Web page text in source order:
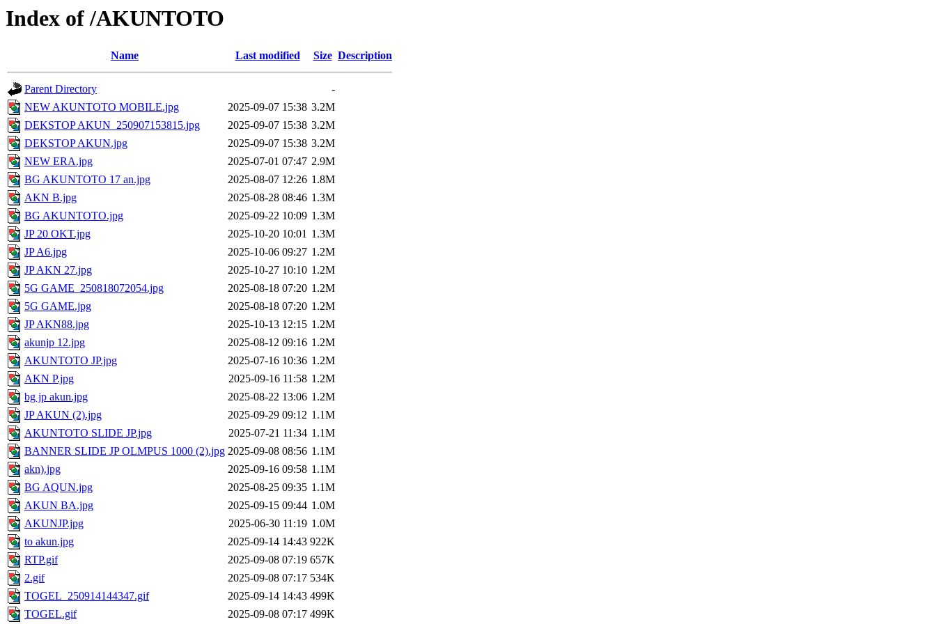
Index of /AKUNTOTO
Name Last modified Size Description
Parent Directory
-
NEW AKUNTOTO MOBILE.jpg
2025-09-07 15:38 3.2M
DEKSTOP AKUN_250907153815.jpg
2025-09-07 15:38 3.2M
DEKSTOP AKUN.jpg
2025-09-07 15:38 3.2M
NEW ERA.jpg
2025-07-01 07:47 2.9M
BG AKUNTOTO 17 an.jpg
2025-08-07 12:26 1.8M
AKN B.jpg
2025-08-28 08:46 1.3M
BG AKUNTOTO.jpg
2025-09-22 10:09 1.3M
JP 20 OKT.jpg
2025-10-20 10:01 1.3M
JP A6.jpg
2025-10-06 09:27 1.2M
JP AKN 27.jpg
2025-10-27 10:10 1.2M
5G GAME_250818072054.jpg
2025-08-18 07:20 1.2M
5G GAME.jpg
2025-08-18 07:20 1.2M
JP AKN88.jpg
2025-10-13 12:15 1.2M
akunjp 12.jpg
2025-08-12 09:16 1.2M
AKUNTOTO JP.jpg
2025-07-16 10:36 1.2M
AKN P.jpg
2025-09-16 11:58 1.2M
bg jp akun.jpg
2025-08-22 13:06 1.2M
JP AKUN (2).jpg
2025-09-29 09:12 1.1M
AKUNTOTO SLIDE JP.jpg
2025-07-21 11:34 1.1M
BANNER SLIDE JP OLMPUS 1000 (2).jpg 2025-09-08 08:56 1.1M
akn).jpg
2025-09-16 09:58 1.1M
BG AQUN.jpg
2025-08-25 09:35 1.1M
AKUN BA.jpg
2025-09-15 09:44 1.0M
AKUNJP.jpg
2025-06-30 11:19 1.0M
to akun.jpg
2025-09-14 14:43 922K
RTP.gif
2025-09-08 07:19 657K
2.gif
2025-09-08 07:17 534K
TOGEL_250914144347.gif
2025-09-14 14:43 499K
TOGEL.gif
2025-09-08 07:17 499K